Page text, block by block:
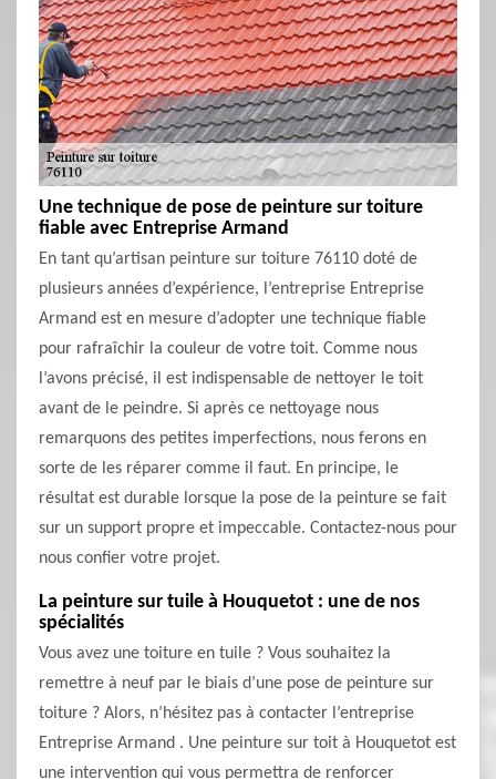
Une technique de pose de peinture sur toiture
fiable avec Entreprise Armand
En tant qu’artisan peinture sur toiture 76110 doté de
plusieurs années d’expérience, l’entreprise Entreprise
Armand est en mesure d’adopter une technique fiable
pour rafraîchir la couleur de votre toit. Comme nous
l’avons précisé, il est indispensable de nettoyer le toit
avant de le peindre. Si après ce nettoyage nous
remarquons des petites imperfections, nous ferons en
sorte de les réparer comme il faut. En principe, le
résultat est durable lorsque la pose de la peinture se fait
sur un support propre et impeccable. Contactez-nous pour
nous confier votre projet.
La peinture sur tuile à Houquetot : une de nos
spécialités
Vous avez une toiture en tuile ? Vous souhaitez la
remettre à neuf par le biais d’une pose de peinture sur
toiture ? Alors, n’hésitez pas à contacter l’entreprise
Entreprise Armand . Une peinture sur toit à Houquetot est
une intervention qui vous permettra de renforcer